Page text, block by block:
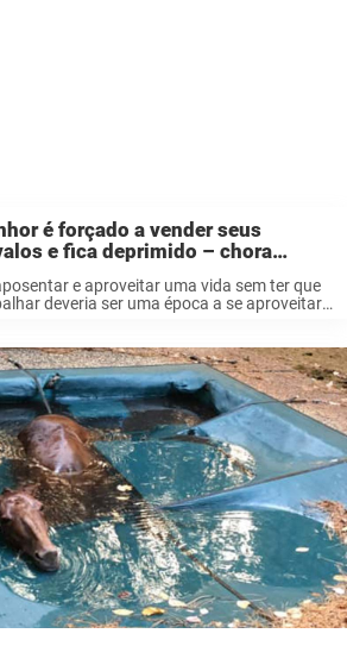
é forçado a vender seus
e fica deprimido – chora
ele vê quem veio visitar
e aproveitar uma vida sem ter que
deveria ser uma época a se aproveitar.
Davis, que ...